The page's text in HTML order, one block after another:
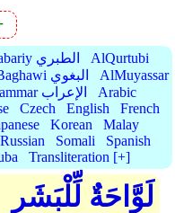
AtTabariy الطبري
AlQurtubi
AlBaghawi البغوي
AlMuyassar
Grammar الإعراب
Arabic
Czech English
French
Korean
Malay
Russian Somali
Spanish
Transliteration [+]
لَوَّاحَةٌ لِّلْبَشَرِ